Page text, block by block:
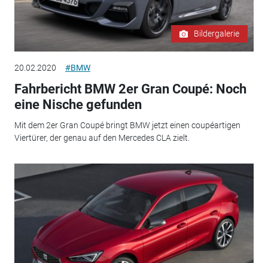
Bildergalerie
20.02.2020 #BMW
Fahrbericht BMW 2er Gran Coupé: Noch
eine Nische gefunden
Mit dem 2er Gran Coupé bringt BMW jetzt einen coupéartigen
Viertürer, der genau auf den Mercedes CLA zielt.